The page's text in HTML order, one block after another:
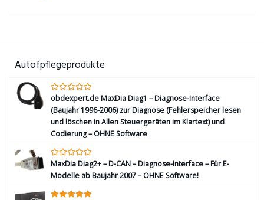
Autofpflegeprodukte
obdexpert.de MaxDia Diag1 – Diagnose-Interface
(Baujahr 1996-2006) zur Diagnose (Fehlerspeicher lesen
und löschen in Allen Steuergeräten im Klartext) und
Codierung – OHNE Software
MaxDia Diag2+ – D-CAN – Diagnose-Interface – Für E-
Modelle ab Baujahr 2007 – OHNE Software!